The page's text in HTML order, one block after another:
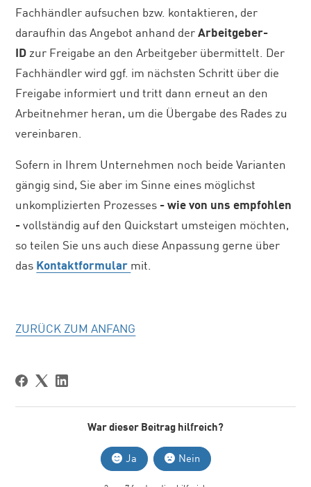
Fachhändler aufsuchen bzw. kontaktieren, der
daraufhin das Angebot anhand derArbeitgeber-
ID zur Freigabe an den Arbeitgeber übermittelt. Der
Fachhändler wird ggf. im nächsten Schritt über die
Freigabe informiert und tritt dann erneut an den
Arbeitnehmer heran, um die Übergabe des Rades zu
vereinbaren.
Sofern in Ihrem Unternehmen noch beide Varianten
gängig sind, Sie aber im Sinne eines möglichst
unkomplizierten Prozesses - wie von uns empfohlen
-vollständig auf den Quickstart umsteigen möchten,
so teilen Sie uns auch diese Anpassung gerne über
das Kontaktformular mit.
ZURÜCK ZUM ANFANG
War dieser Beitrag hilfreich?
Ja Nein